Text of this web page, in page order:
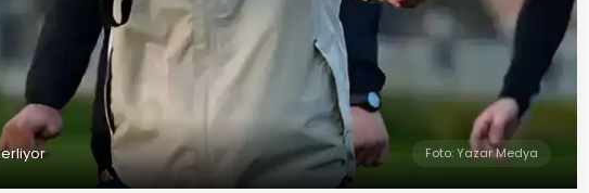
Foto: Yazar Medya